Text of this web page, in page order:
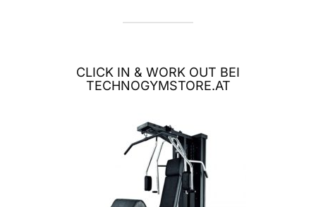
CLICK IN & WORK OUT BEI
TECHNOGYMSTORE.AT